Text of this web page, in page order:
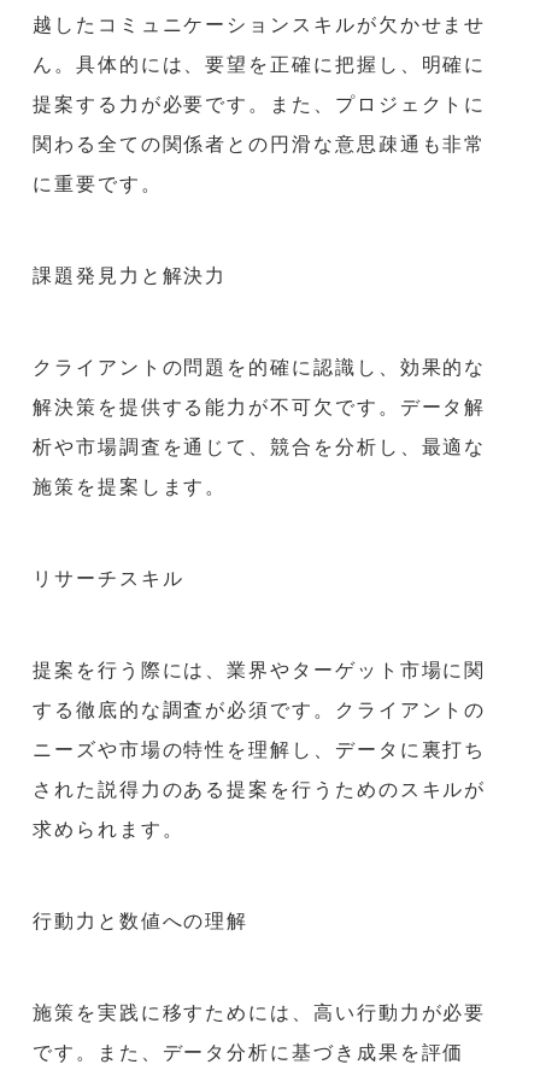
越したコミュニケーションスキルが欠かせませ
ん。具体的には、要望を正確に把握し、明確に
提案する力が必要です。また、プロジェクトに
関わる全ての関係者との円滑な意思疎通も非常
に重要です。
課題発見力と解決力
クライアントの問題を的確に認識し、効果的な
解決策を提供する能力が不可欠です。データ解
析や市場調査を通じて、競合を分析し、最適な
施策を提案します。
リサーチスキル
提案を行う際には、業界やターゲット市場に関
する徹底的な調査が必須です。クライアントの
ニーズや市場の特性を理解し、データに裏打ち
された説得力のある提案を行うためのスキルが
求められます。
行動力と数値への理解
施策を実践に移すためには、高い行動力が必要
です。また、データ分析に基づき成果を評価